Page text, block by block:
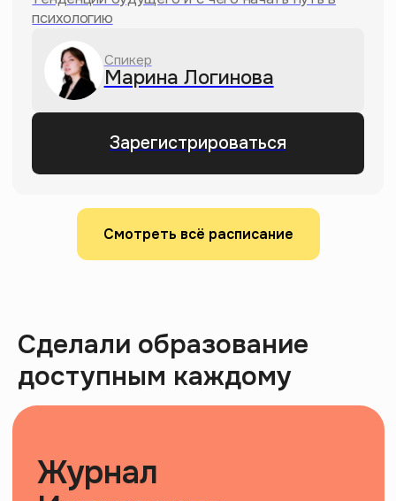
Смотреть всё расписание
Сделали образование
доступным каждому
YouTube-канал
Так долго ищешь интересный
ролик на YouTube, что
остывает обед? У нас всегда